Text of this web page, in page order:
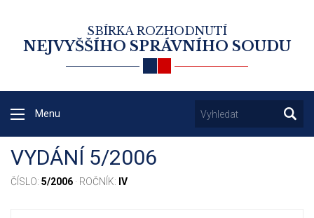
SBÍRKA ROZHODNUTÍ
NEJVYŠŠÍHO SPRÁVNÍHO SOUDU
Menu
VYDÁNÍ 5/2006
ČÍSLO: 5/2006 · ROČNÍK: IV